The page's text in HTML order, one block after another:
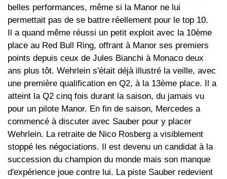
belles performances, même si la Manor ne lui
permettait pas de se battre réellement pour le top 10.
Il a quand même réussi un petit exploit avec la 10ème
place au Red Bull Ring, offrant à Manor ses premiers
points depuis ceux de Jules Bianchi à Monaco deux
ans plus tôt. Wehrlein s'était déjà illustré la veille, avec
une première qualification en Q2, à la 13ème place. Il a
atteint la Q2 cinq fois durant la saison, du jamais vu
pour un pilote Manor. En fin de saison, Mercedes a
commencé à discuter avec Sauber pour y placer
Wehrlein. La retraite de Nico Rosberg a visiblement
stoppé les négociations. Il est devenu un candidat à la
succession du champion du monde mais son manque
d'expérience joue contre lui. La piste Sauber redevient